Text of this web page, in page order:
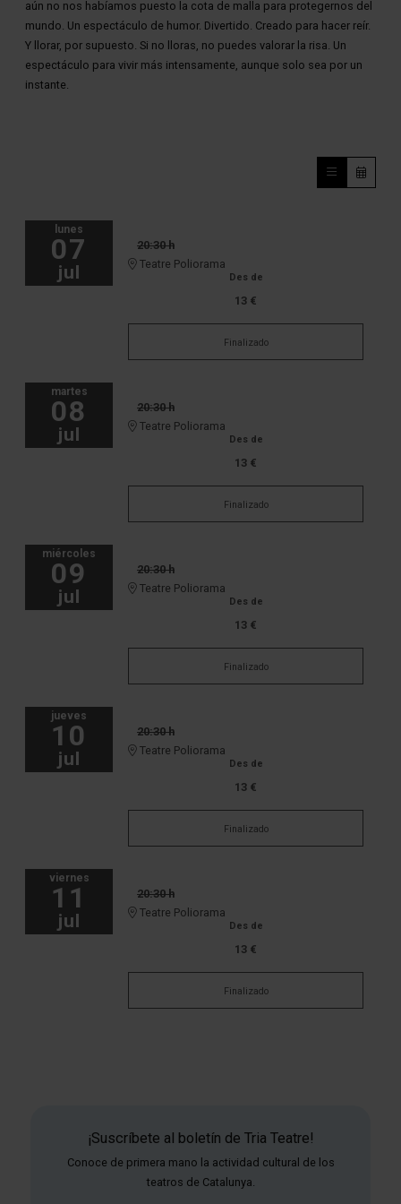
aún no nos habíamos puesto la cota de malla para protegernos del
mundo. Un espectáculo de humor. Divertido. Creado para hacer reír.
Y llorar, por supuesto. Si no lloras, no puedes valorar la risa. Un
espectáculo para vivir más intensamente, aunque solo sea por un
instante.
lunes
07
jul
20:30 h
Teatre Poliorama
Des de
13 €
Finalizado
martes
08
jul
20:30 h
Teatre Poliorama
Des de
13 €
Finalizado
miércoles
09
jul
20:30 h
Teatre Poliorama
Des de
13 €
Finalizado
jueves
10
jul
20:30 h
Teatre Poliorama
Des de
13 €
Finalizado
viernes
11
jul
20:30 h
Teatre Poliorama
Des de
13 €
Finalizado
¡Suscríbete al boletín de Tria Teatre!
Conoce de primera mano la actividad cultural de los
teatros de Catalunya.